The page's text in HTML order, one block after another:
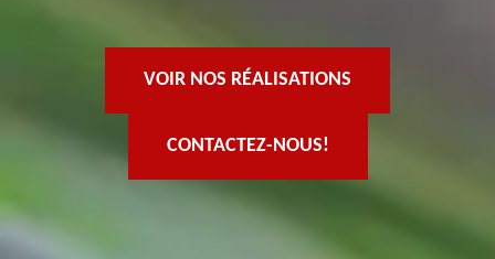
VOIR NOS RÉALISATIONS
CONTACTEZ-NOUS!